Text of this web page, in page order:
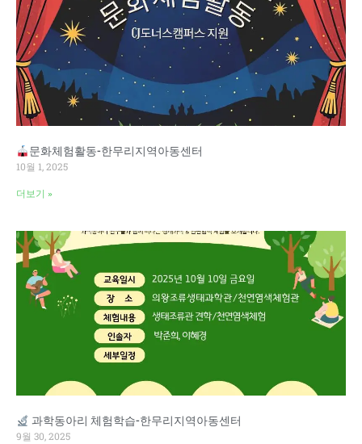
문화체험활동-한무리지역아동센터
10월 1, 2025
더보기 »
과학동아리 체험학습-한무리지역아동센터
9월 30, 2025